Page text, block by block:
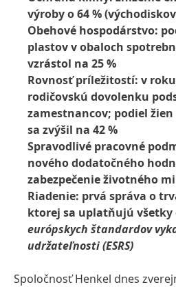
výroby o 64 %
Obehové hospodárstvo:
plastov v obaloch
vzrástol na 25 %
Rovnosť príležitostí: v
rodičovskú dovolenku
zamestnancov; podiel
sa zvýšil na 42 %
Spravodlivé pracovné
nového dodatočného
zabezpečenie životného
Riadenie: prvá správa o
ktorej sa uplatňujú všetky
európskych štandardov
udržateľnosti(ESRS)
Spoločnosť Henkel dnes